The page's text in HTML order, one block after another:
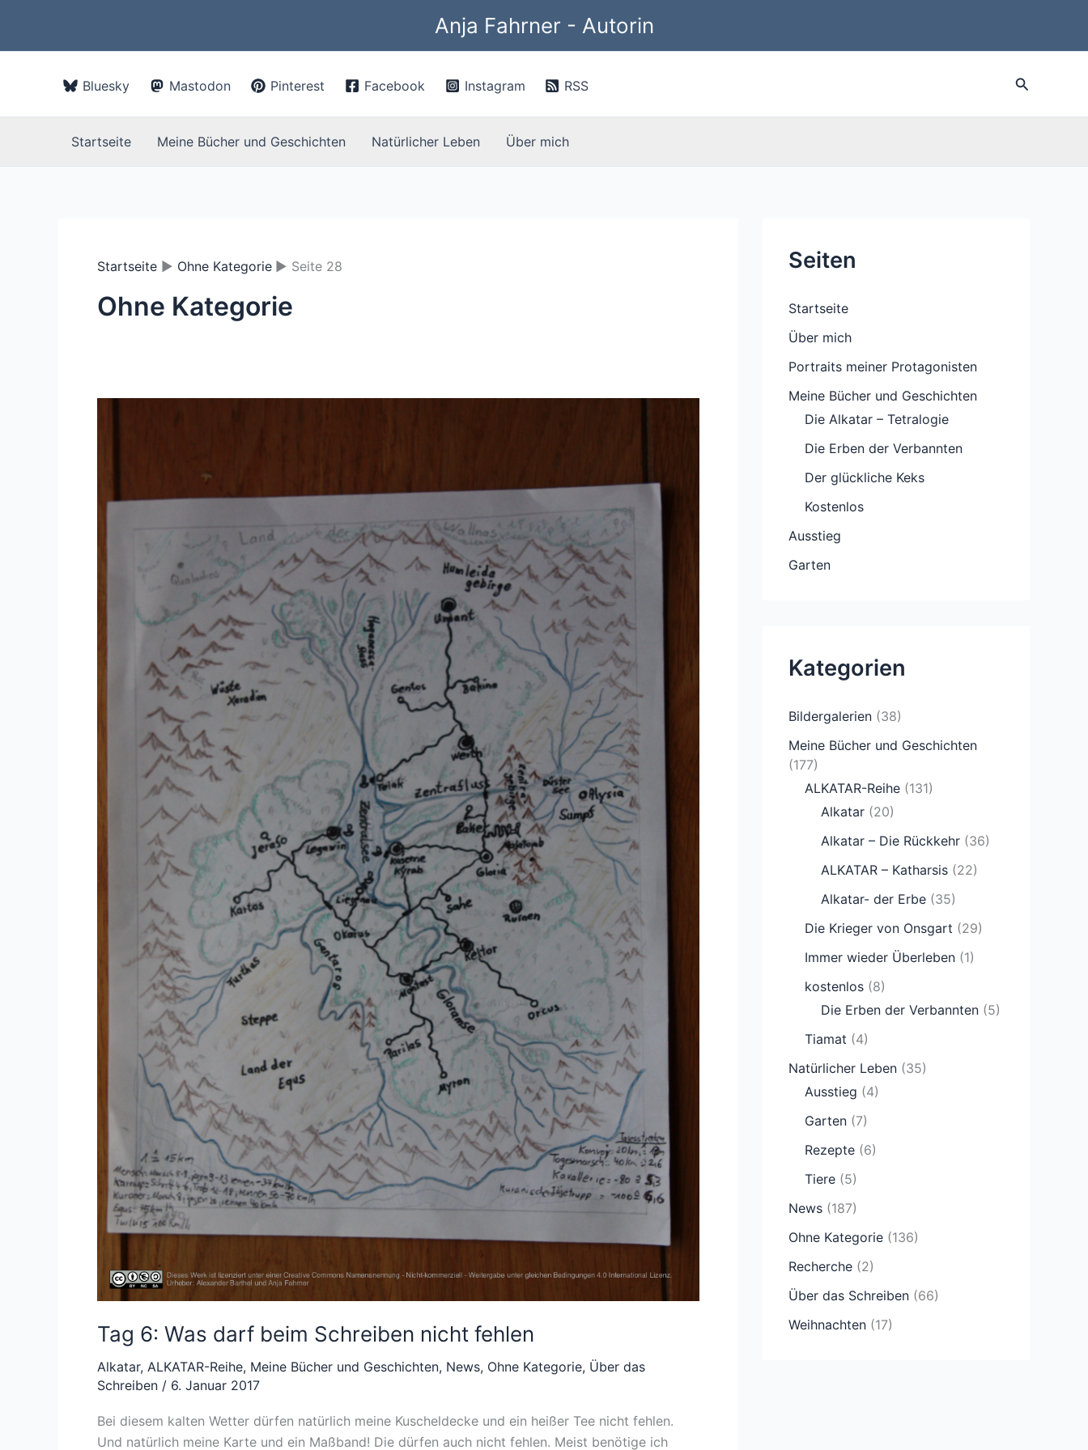
springen
Anja Fahrner - Autorin
Bluesky Mastodon Pinterest Facebook Instagram RSS Suche
Startseite Meine Bücher und Geschichten Natürlicher Leben Über mich
Startseite Ohne Kategorie Seite 28
Ohne Kategorie
Tag 6: Was darf beim Schreiben nicht fehlen
Alkatar, ALKATAR-Reihe, Meine Bücher und Geschichten, News, Ohne Kategorie, Über das
Schreiben / 6. Januar 2017
Bei diesem kalten Wetter dürfen natürlich meine Kuscheldecke und ein heißer Tee nicht fehlen.
Und natürlich meine Karte und ein Maßband! Die dürfen auch nicht fehlen. Meist benötige ich
Seiten
Startseite
Über mich
Portraits meiner Protagonisten
Meine Bücher und Geschichten
Die Alkatar – Tetralogie
Die Erben der Verbannten
Der glückliche Keks
Kostenlos
Ausstieg
Garten
Kategorien
Bildergalerien (38)
Meine Bücher und Geschichten
(177)
ALKATAR-Reihe (131)
Alkatar (20)
Alkatar – Die Rückkehr (36)
ALKATAR – Katharsis (22)
Alkatar- der Erbe (35)
Die Krieger von Onsgart (29)
Immer wieder Überleben (1)
kostenlos (8)
Die Erben der Verbannten (5)
Tiamat (4)
Natürlicher Leben (35)
Ausstieg (4)
Garten (7)
Rezepte (6)
Tiere (5)
News (187)
Ohne Kategorie (136)
Recherche (2)
Über das Schreiben (66)
Weihnachten (17)